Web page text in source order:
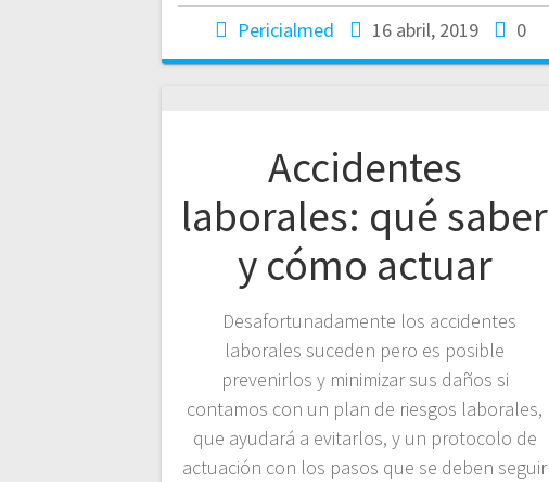
Pericialmed 16 abril, 2019 0
Accidentes
laborales: qué saber
y cómo actuar
Desafortunadamente los accidentes
laborales suceden pero es posible
prevenirlos y minimizar sus daños si
contamos con un plan de riesgos laborales,
que ayudará a evitarlos, y un protocolo de
actuación con los pasos que se deben seguir